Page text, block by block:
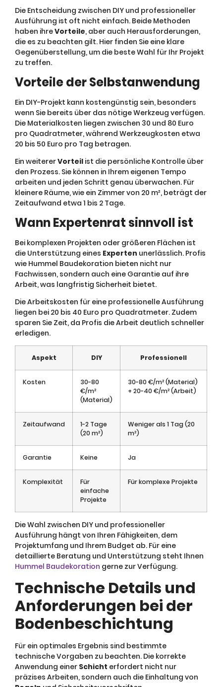
Die Entscheidung zwischen DIY und professioneller
Ausführung ist oft nicht einfach. Beide Methoden
haben ihreVorteile, aber auch Herausforderungen,
die es zu beachten gilt. Hier finden Sie eine klare
Gegenüberstellung, um die beste Wahl für Ihr Projekt
zu treffen.
Vorteile der Selbstanwendung
Ein DIY-Projekt kann kostengünstig sein, besonders
wenn Sie bereits über das nötige Werkzeug verfügen.
Die Materialkosten liegen zwischen 30 und 80 Euro
pro Quadratmeter, während Werkzeugkosten etwa
20 bis 50 Euro pro Tag betragen.
Ein weitererVorteil ist die persönliche Kontrolle über
den Prozess. Sie können in Ihrem eigenen Tempo
arbeiten und jeden Schritt genau überwachen. Für
kleinere Räume, wie ein Zimmer von 20 m², beträgt der
Zeitaufwand etwa 1 bis 2 Tage.
Wann Expertenrat sinnvoll ist
Bei komplexen Projekten oder größeren Flächen ist
die Unterstützung eines Experten unerlässlich. Profis
wie Hummel Baudekoration bieten nicht nur
Fachwissen, sondern auch eine Garantie auf ihre
Arbeit, was langfristig Sicherheit bietet.
Die Arbeitskosten für eine professionelle Ausführung
liegen bei 20 bis 40 Euro pro Quadratmeter. Zudem
sparen Sie Zeit, da Profis die Arbeit deutlich schneller
erledigen.
Aspekt DIY Professionell
Kosten
30-80
€/m²
(Material)
30-80 €/m² (Material)
+ 20-40 €/m² (Arbeit)
Zeitaufwand
1-2 Tage
(20 m²)
Weniger als 1 Tag (20
m²)
Garantie Keine Ja
Komplexität
Für
einfache
Projekte
Für komplexe Projekte
Die Wahl zwischen DIY und professioneller
Ausführung hängt von Ihren Fähigkeiten, dem
Projektumfang und Ihrem Budget ab. Für eine
detaillierte Beratung und Unterstützung steht Ihnen
Hummel Baudekoration gerne zur Verfügung.
Technische Details und
Anforderungen bei der
Bodenbeschichtung
Für ein optimales Ergebnis sind bestimmte
technische Vorgaben zu beachten. Die korrekte
Anwendung einer Schicht erfordert nicht nur
präzises Arbeiten, sondern auch die Einhaltung von